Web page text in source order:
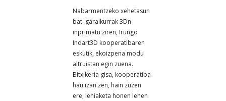
Nabarmentzeko xehetasun
bat: garaikurrak 3Dn
inprimatu ziren, Irungo
Indart3D kooperatibaren
eskutik, ekoizpena modu
altruistan egin zuena.
Bitxikeria gisa, kooperatiba
hau izan zen, hain zuzen
ere, lehiaketa honen lehen